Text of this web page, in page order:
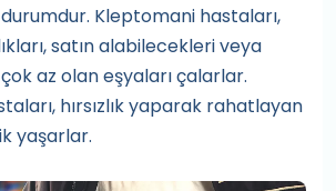
Kleptomani hastaları,
satın alabilecekleri veya
az olan eşyaları çalarlar.
hırsızlık yaparak rahatlayan
yaşarlar.